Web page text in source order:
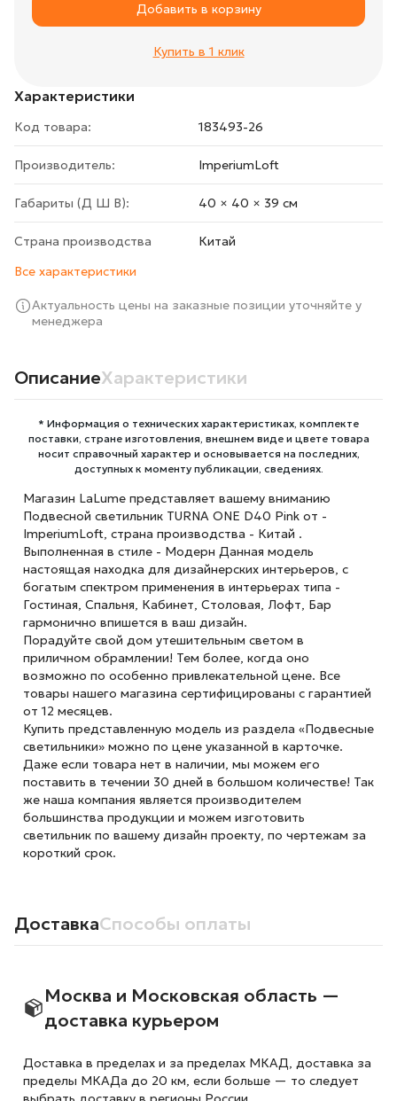
Характеристики
Код товара: 183493-26
Производитель: ImperiumLoft
Габариты (Д Ш В): 40 × 40 × 39 cм
Страна производства
Китай
Все характеристики
Актуальность цены на заказные позиции уточняйте у
менеджера
Добавить в корзину
Купить в 1 клик
ОписаниеХарактеристики
* Информация о технических характеристиках, комплекте
поставки, стране изготовления, внешнем виде и цвете товара
носит справочный характер и основывается на последних,
доступных к моменту публикации, сведениях.
Магазин LaLume представляет вашему вниманию
Подвесной светильник TURNA ONE D40 Pink от -
ImperiumLoft, страна производства - Китай .
Выполненная в стиле - Модерн Данная модель
настоящая находка для дизайнерских интерьеров, с
богатым спектром применения в интерьерах типа -
Гостиная, Спальня, Кабинет, Столовая, Лофт, Бар
гармонично впишется в ваш дизайн.
Порадуйте свой дом утешительным светом в
приличном обрамлении! Тем более, когда оно
возможно по особенно привлекательной цене. Все
товары нашего магазина сертифицированы с гарантией
от 12 месяцев.
Купить представленную модель из раздела «Подвесные
светильники» можно по цене указанной в карточке.
Даже если товара нет в наличии, мы можем его
поставить в течении 30 дней в большом количестве! Так
же наша компания является производителем
большинства продукции и можем изготовить
светильник по вашему дизайн проекту, по чертежам за
короткий срок.
ДоставкаСпособы оплаты
Москва и Московская область —
доставка курьером
Доставка в пределах и за пределах МКАД, доставка за
пределы МКАДа до 20 км, если больше — то следует